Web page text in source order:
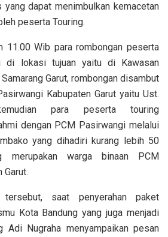
dapat menimbulkan kemacetan
peserta Touring.
11.00 Wib para rombongan peserta
di lokasi tujuan yaitu di Kawasan
Garut, rombongan disambut
Kabupaten Garut yaitu Ust.
para peserta touring
dengan PCM Pasirwangi melalui
yang dihadiri kurang lebih 50
merupakan warga binaan PCM
Garut.
tersebut, saat penyerahan paket
Kota Bandung yang juga menjadi
Adi Nugraha menyampaikan pesan